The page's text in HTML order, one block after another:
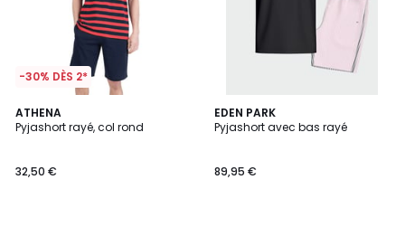
-30% DÈS 2*
ATHENA
Pyjashort rayé, col rond
32,50 €
5
/
EDEN PARK
Pyjashort avec bas rayé
89,95 €